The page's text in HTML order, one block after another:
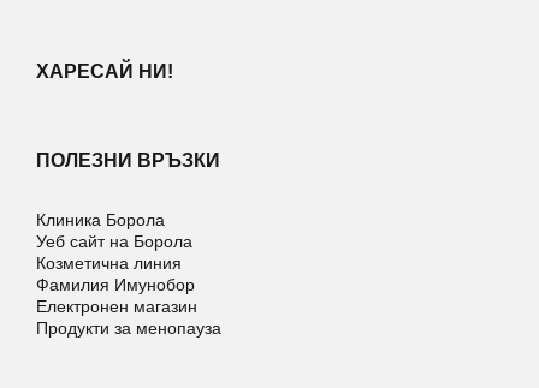
ХАРЕСАЙ НИ!
ПОЛЕЗНИ ВРЪЗКИ
Клиника Борола
Уеб сайт на Борола
Козметична линия
Фамилия Имунобор
Електронен магазин
Продукти за менопауза